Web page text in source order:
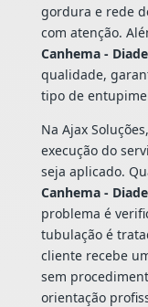
gordura e rede
com atenção.
Canhema -
qualidade,
tipo de
Na Ajax
execução do
seja aplicado.
Canhema -
problema é
tubulação é
cliente recebe
sem
orientação